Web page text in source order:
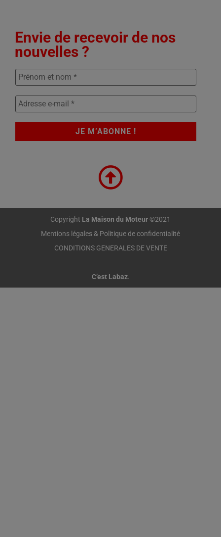
Envie de recevoir de nos
nouvelles ?
Copyright La Maison du Moteur©2021
Mentions légales & Politique de confidentialité
CONDITIONS GENERALES DE VENTE
C’est Labaz.